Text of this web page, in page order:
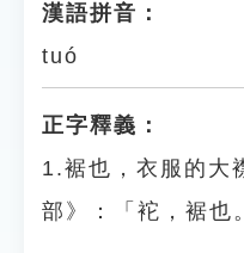
漢語拼音：
tuó
正字釋義：
1.裾也，衣服的大
部》：「袉，裾也